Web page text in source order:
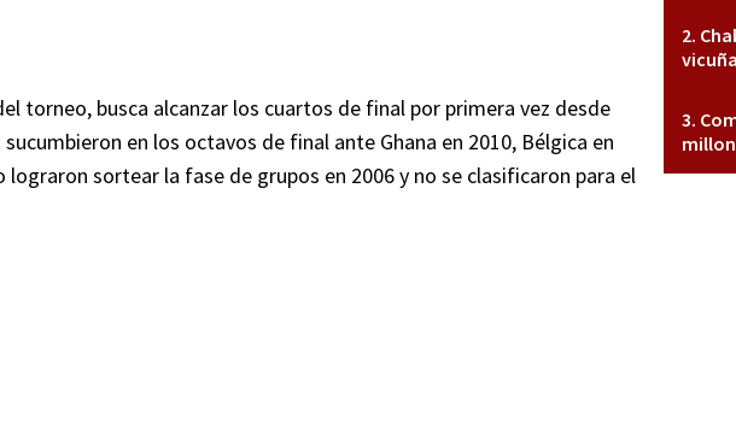
torneo, busca alcanzar los cuartos de final por primera vez desde
en los octavos de final ante Ghana en 2010, Bélgica en
lograron sortear la fase de grupos en 2006 y no se clasificaron para el